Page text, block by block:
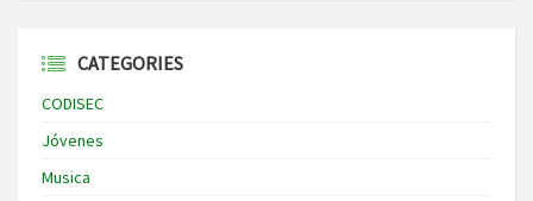
CATEGORIES
CODISEC
Jóvenes
Musica